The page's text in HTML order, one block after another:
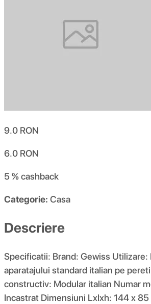
9.0 RON
6.0 RON
5 %cashback
Categorie: Casa
Descriere
Specificatii: Brand: Gewiss
aparatajului standard italian pe
constructiv: Modular italian Numar
Incastrat Dimensiuni Lxlxh: 144 x